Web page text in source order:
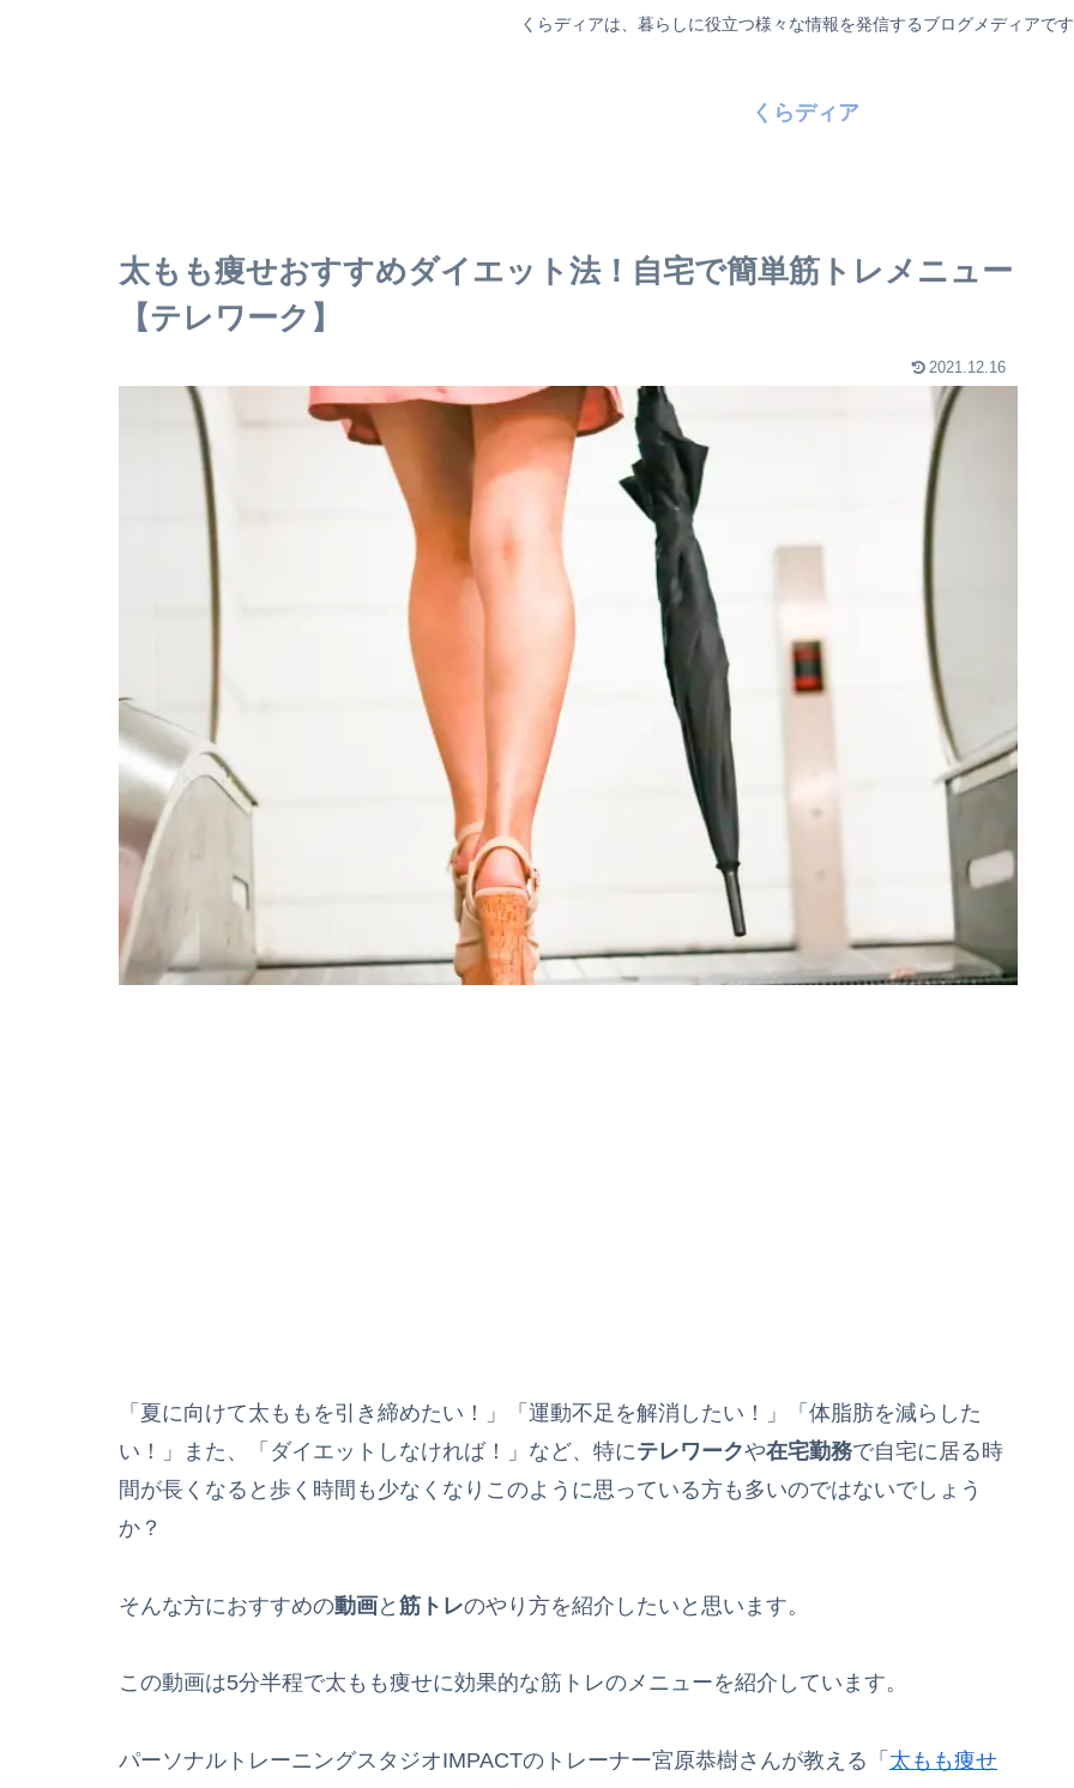
くらディアは、暮らしに役立つ様々な情報を発信するブログメディアで
くらディア
太もも痩せおすすめダイエット法！自宅で簡単筋トレメニュー
【テレワーク】
2021.12.16
「夏に向けて太ももを引き締めたい！」「運動不足を解消したい！」「体脂肪を減らした
い！」また、「ダイエットしなければ！」など、特にテレワークや在宅勤務で自宅に居る時
間が長くなると歩く時間も少なくなりこのように思っている方も多いのではないでしょう
か？
そんな方におすすめの動画と 筋トレのやり方を紹介したいと思います。
この動画は5分半程で太もも痩せに効果的な筋トレのメニューを紹介しています。
パーソナルトレーニングスタジオIMPACTのトレーナー宮原恭樹さんが教える「 太もも痩せ